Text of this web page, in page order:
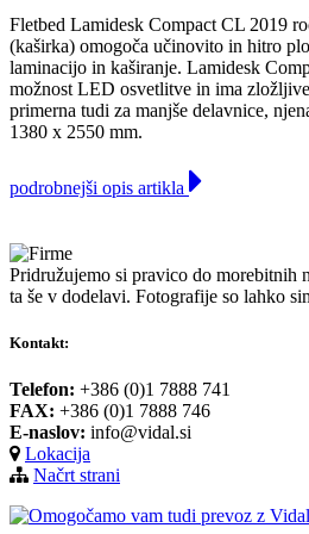
Fletbed Lamidesk Compact CL 2019
(kaširka) omogoča učinovito in hitro
laminacijo in kaširanje. Lamidesk
možnost LED osvetlitve in ima
primerna tudi za manjše delavnice,
1380 x 2550 mm.
podrobnejši opis artikla
Pridružujemo si pravico do morebitnih
ta še v dodelavi. Fotografije so lahko
Kontakt:
Telefon: +386 (0)1 7888 741
FAX: +386 (0)1 7888 746
E-naslov: info@vidal.si
Lokacija
Načrt strani